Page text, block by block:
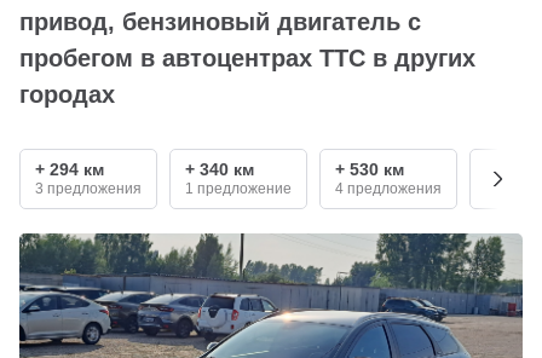
привод, бензиновый двигатель с
пробегом в автоцентрах ТТС в других
городах
+ 294 км
3 предложения
+ 340 км
1 предложение
+ 530 км
4 предложения
+ 680
2